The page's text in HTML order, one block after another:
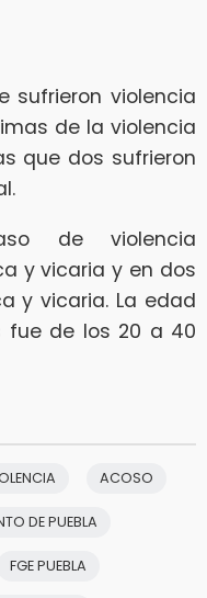
sufrieron violencia
de la violencia
que dos sufrieron
de violencia
y vicaria y en dos
y vicaria. La edad
fue de los 20 a 40
ACOSO
DE PUEBLA
FGE PUEBLA